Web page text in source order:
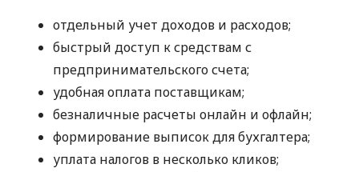
отдельный учет доходов и расходов;
быстрый доступ к средствам с
предпринимательского счета;
удобная оплата поставщикам;
безналичные расчеты онлайн и офлайн;
формирование выписок для бухгалтера;
уплата налогов в несколько кликов;